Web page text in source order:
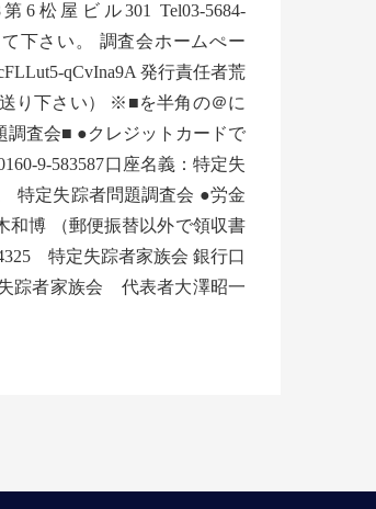
屋ビル301 Tel03-5684-
て下さい。 調査会ホームぺー
qCvIna9A 発行責任者荒
送り下さい） ※■を半角の＠に
調査会■ ●クレジットカードで
9-583587口座名義：特定失
定失踪者問題調査会 ●労金
博 （郵便振替以外で領収書
特定失踪者家族会 銀行口
踪者家族会 代表者大澤昭一